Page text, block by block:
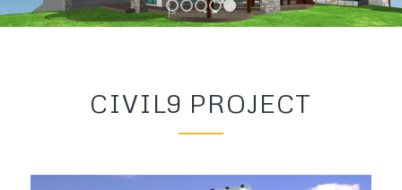
1 2 3 4 5
CIVIL9 PROJECT